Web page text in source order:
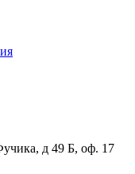
д 49 Б, оф. 17